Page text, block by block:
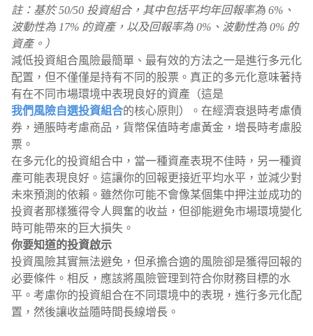
註：基於 50/50 投資組合，其中包括平均年回報率為 6%、
波動性為 17% 的資產，以及回報率為 0%、波動性為 0% 的
資產。）
減低投資組合風險最簡單、最有效的方法之一是進行多元化
配置，但不僅僅是持有不同的股票。真正的多元化意味著持
有在不同市場環境中表現良好的資產（這是
我們風險自選投資組合的核心原則）。在經濟衰退時考慮債
券，通脹時考慮商品，貨幣保值時考慮黃金，增長時考慮股
票。
在多元化的投資組合中，當一種資產表現不佳時，另一種資
產可能表現良好。這讓你的回報更接近平均水平，並減少對
未來預測的依賴。雖然你可能不會像某個集中押注並成功的
投資者那樣獲得令人興奮的收益，但卻能避免市場環境變化
時可能帶來的巨大損失。
你要知道的投資啟示
投資風險其實無法避免，但承擔合適的風險卻是獲得回報的
必要條件。相反，應該將風險管理到符合你財務目標的水
平。考慮你的投資組合在不同環境中的表現，進行多元化配
置，然後讓收益隨時間長線增長。